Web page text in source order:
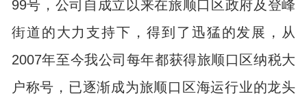
99号，公司自成立以来在旅顺口区政府及登峰
街道的大力支持下，得到了迅猛的发展，从
2007年至今我公司每年都获得旅顺口区纳税大
户称号，已逐渐成为旅顺口区海运行业的龙头